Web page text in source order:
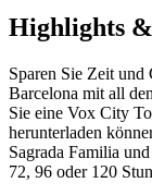
Highlights
Sparen Sie Zeit und
Barcelona mit all
Sie eine Vox City
herunterladen
Sagrada Familia
72, 96 oder 120